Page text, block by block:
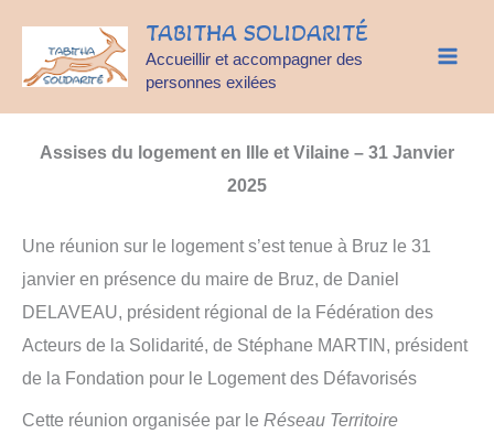
contenu
TABITHA SOLIDARITÉ
Accueillir et accompagner des
personnes exilées
Assises du logement en Ille et Vilaine – 31 Janvier
2025
Une réunion sur le logement s’est tenue à Bruz le 31
janvier en présence du maire de Bruz, de Daniel
DELAVEAU, président régional de la Fédération des
Acteurs de la Solidarité, de Stéphane MARTIN, président
de la Fondation pour le Logement des Défavorisés
Cette réunion organisée par le Réseau Territoire